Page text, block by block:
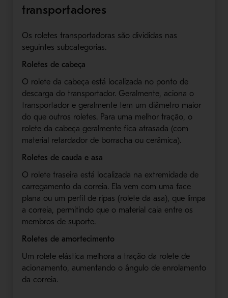
transportadores
Os roletes transportadoras são divididas nas
seguintes subcategorias.
Roletes de cabeça
O rolete da cabeça está localizada no ponto de
descarga do transportador. Geralmente, aciona o
transportador e geralmente tem um diâmetro maior
do que outros roletes. Para uma melhor tração, o
rolete da cabeça geralmente fica atrasada (com
material retardador de borracha ou cerâmica).
Roletes de cauda e asa
O rolete traseira está localizada na extremidade de
carregamento da correia. Ela vem com uma face
plana ou um perfil de ripas (rolete da asa), que limpa
a correia, permitindo que o material caia entre os
membros de suporte.
Roletes de amortecimento
Um rolete elástica melhora a tração da rolete de
acionamento, aumentando o ângulo de enrolamento
da correia.